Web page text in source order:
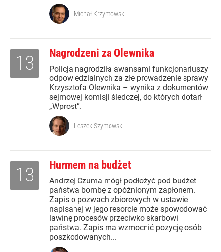
Michał Krzymowski
Nagrodzeni za Olewnika
Policja nagrodziła awansami funkcjonariuszy
odpowiedzialnych za złe prowadzenie sprawy
Krzysztofa Olewnika – wynika z dokumentów
sejmowej komisji śledczej, do których dotarł
„Wprost”.
13
Leszek Szymowski
Hurmem na budżet
Andrzej Czuma mógł podłożyć pod budżet
państwa bombę z opóźnionym zapłonem.
Zapis o pozwach zbiorowych w ustawie
napisanej w jego resorcie może spowodować
lawinę procesów przeciwko skarbowi
państwa. Zapis ma wzmocnić pozycję osób
poszkodowanych...
13